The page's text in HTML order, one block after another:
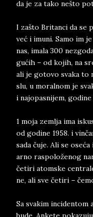
da je za tako nešto
I zašto Bri­tan­ci da se
već i imu­ni. Samo im
nas, ima­la 300
gućih – od ko­jih, na
ali je go­to­vo sva­ka to
slu, u mo­ral­no­m je
i naj­o­pa­sni­jem, go­di­ne
1 moja ze­ml­ja ima
od go­di­ne 1958. i
sada čuje. Ali se
a­rno ras­po­loženog
četi­ri atom­ske
ne, ali sve četi­ri –
Sa sva­kim in­ci­den­tom